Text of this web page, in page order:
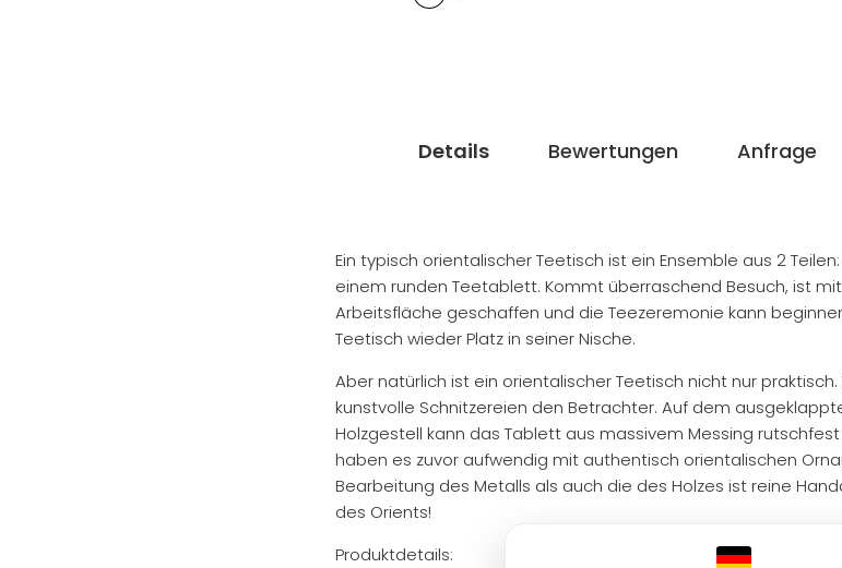
Details Bewertungen Anfrage
Ein typisch orientalischer Teetisch ist ein Ensemble aus 2
einem runden Teetablett. Kommt überraschend Besuch, ist
Arbeitsfläche geschaffen und die Teezeremonie kann
Teetisch wieder Platz in seiner Nische.
Aber natürlich ist ein orientalischer Teetisch nicht nur
kunstvolle Schnitzereien den Betrachter. Auf dem
Holzgestell kann das Tablett aus massivem Messing
haben es zuvor aufwendig mit authentisch orientalischen
Bearbeitung des Metalls als auch die des Holzes ist reine
des Orients!
Produktdetails: